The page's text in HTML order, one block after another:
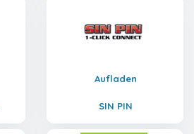
Aufladen
SIN PIN